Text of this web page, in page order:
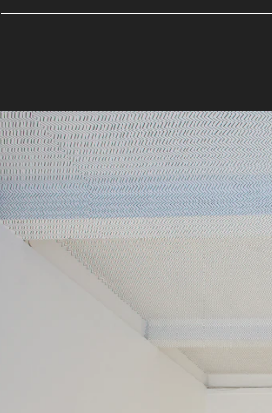
visningssteder i Oslo sentrum.
Richard Wright
Uten tittel, 2014
Stedsspesifikt maleri
Richard Wrights veggmalerier er
Den korte tiden arbeidet
fordi det varer så kort. Wright
øyeblikk - jeg vil forsterke og løfte
Arbeidene er malt rett på vegg
kunstnerens forhold til denne en